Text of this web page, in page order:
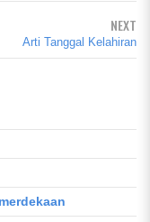
NEXT
Arti Tanggal Kelahiran